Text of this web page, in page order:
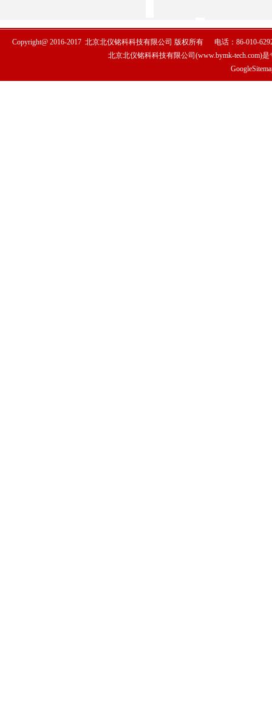
Copyright@ 2016-2017 北京北仪铭科科技有限公司 版权所有 电话：86-010-
北京北仪铭科科技有限公司(www.bymk-tech.com)是